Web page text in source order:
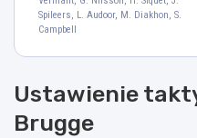
M. Rashford
Spileers, L. Audoor, M. Diakhon, S.
Campbell
Ustawienie
Brugge